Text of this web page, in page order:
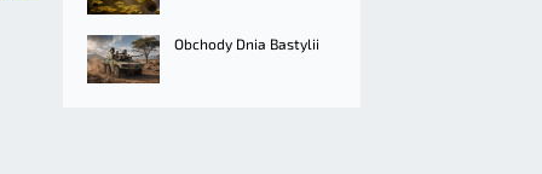
Obchody Dnia Bastylii